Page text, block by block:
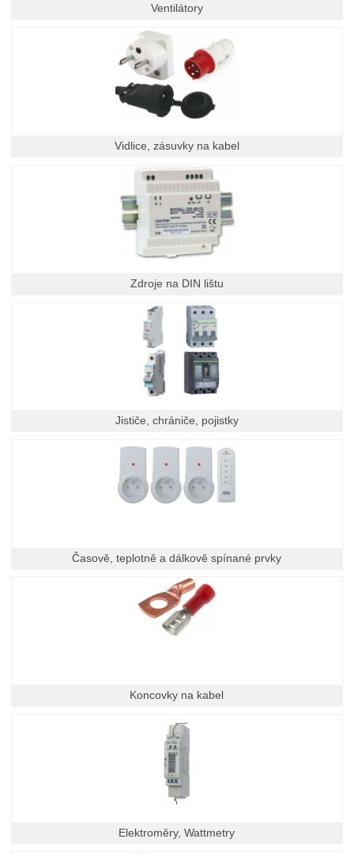
Ventilátory
Vidlice, zásuvky na kabel
Zdroje na DIN lištu
Jističe, chrániče, pojistky
Časově, teplotně a dálkově spínané prvky
Koncovky na kabel
Elektroměry, Wattmetry